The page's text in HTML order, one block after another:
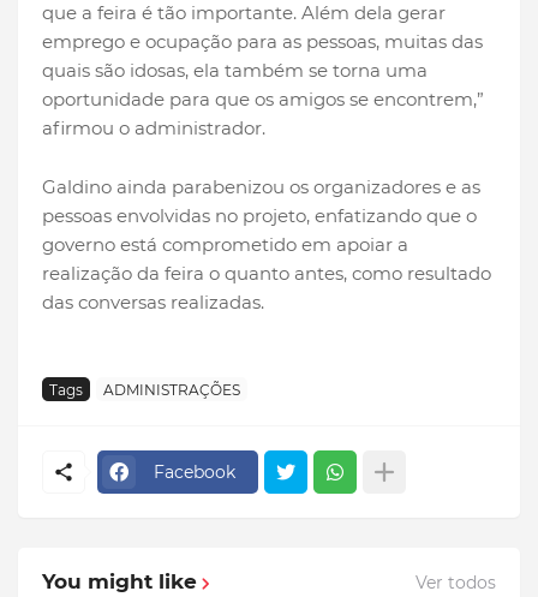
que a feira é tão importante. Além dela gerar
emprego e ocupação para as pessoas, muitas das
quais são idosas, ela também se torna uma
oportunidade para que os amigos se encontrem,”
afirmou o administrador.
Galdino ainda parabenizou os organizadores e as
pessoas envolvidas no projeto, enfatizando que o
governo está comprometido em apoiar a
realização da feira o quanto antes, como resultado
das conversas realizadas.
Tags ADMINISTRAÇÕES
Facebook
You might like Ver todos